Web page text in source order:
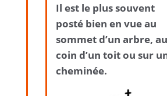
Il est le plus souvent
posté bien en vue au
sommet d’un arbre, au
coin d’un toit ou sur
cheminée.